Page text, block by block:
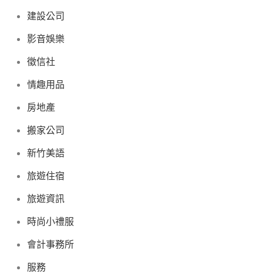
建設公司
影音娛樂
徵信社
情趣用品
房地產
搬家公司
新竹美語
旅遊住宿
旅遊資訊
時尚小禮服
會計事務所
服務